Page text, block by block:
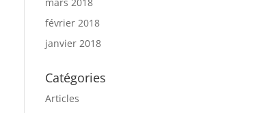
février 2018
janvier 2018
Catégories
Articles